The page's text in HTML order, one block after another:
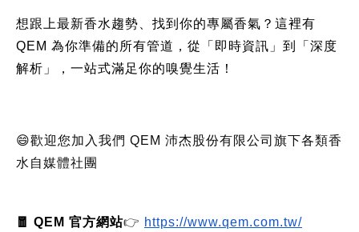
想跟上最新香水趨勢、找到你的專屬香氣？這裡有
QEM 為你準備的所有管道，從「即時資訊」到「深度
解析」，一站式滿足你的嗅覺生活！
😄歡迎您加入我們 QEM 沛杰股份有限公司旗下各類香
水自媒體社團
🧧 QEM 官方網站👉 https://www.qem.com.tw/